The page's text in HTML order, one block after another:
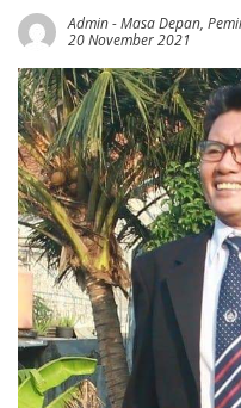
Admin-Masa Depan,
20 November 2021